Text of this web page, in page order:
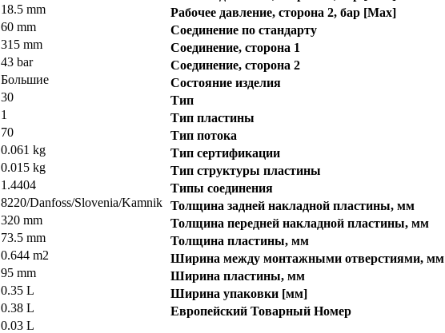
18.5 mm
60 mm
315 mm
43 bar
Большие
30
1
70
0.061 kg
0.015 kg
1.4404
8220/Danfoss/Slovenia/Kamnik
320 mm
73.5 mm
0.644 m2
95 mm
0.35 L
0.38 L
0.03 L
Рабочее давление, сторона 2, бар [Max]
Соединение по стандарту
Соединение, сторона 1
Соединение, сторона 2
Состояние изделия
Тип
Тип пластины
Тип потока
Тип сертификации
Тип структуры пластины
Типы соединения
Толщина задней накладной пластины, мм
Толщина передней накладной пластины, мм
Толщина пластины, мм
Ширина между монтажными отверстиями, мм
Ширина пластины, мм
Ширина упаковки [мм]
Европейский Товарный Номер